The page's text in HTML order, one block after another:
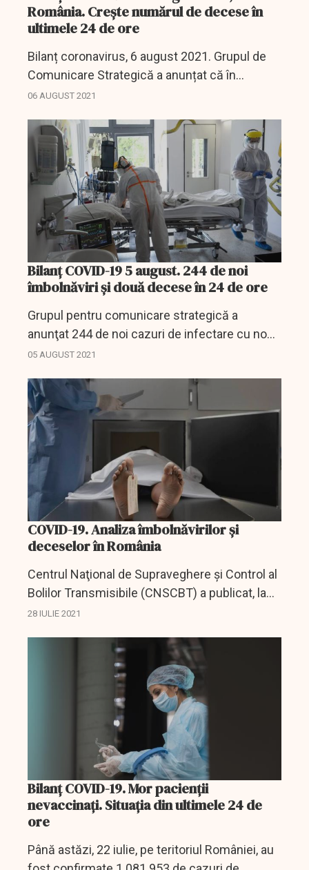
România. Crește numărul de decese în
ultimele 24 de ore
Bilanț coronavirus, 6 august 2021. Grupul de
Comunicare Strategică a anunțat că în
ultimele 24 de ore, în România, au fost
și 5 decese în...
06 AUGUST 2021
Bilanţ COVID-19 5 august. 244 de noi
îmbolnăviri şi două decese în 24 de ore
Grupul pentru comunicare strategică a
anunţat 244 de noi cazuri de infectare cu noul
coronavirus şi două decese în ultimele 24 de
Bucureşti.
05 AUGUST 2021
COVID-19. Analiza îmbolnăvirilor și
deceselor în România
Centrul Naţional de Supraveghere şi Control al
Bolilor Transmisibile (CNSCBT) a publicat, la
28 iulie 2021, Raportul săptămânal de
intervalul 19-25 iulie 2021....
28 IULIE 2021
Bilanț COVID-19. Mor pacienții
nevaccinați. Situația din ultimele 24 de
ore
Până astăzi, 22 iulie, pe teritoriul României, au